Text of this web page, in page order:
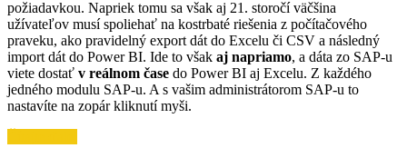
požiadavkou. Napriek tomu sa však aj 21. storočí väčšina
užívateľov musí spoliehať na kostrbaté riešenia z počítačového
praveku, ako pravidelný export dát do Excelu či CSV a následný
import dát do Power BI. Ide to však aj napriamo, a dáta zo SAP-u
viete dostať v reálnom čase do Power BI aj Excelu. Z každého
jedného modulu SAP-u. A s vašim administrátorom SAP-u to
nastavíte na zopár kliknutí myši.